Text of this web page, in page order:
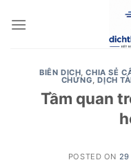
BIÊN DỊCH,CHIA SẺ
CHỨNG,DỊCH
Tầm quan
POSTED ON 29